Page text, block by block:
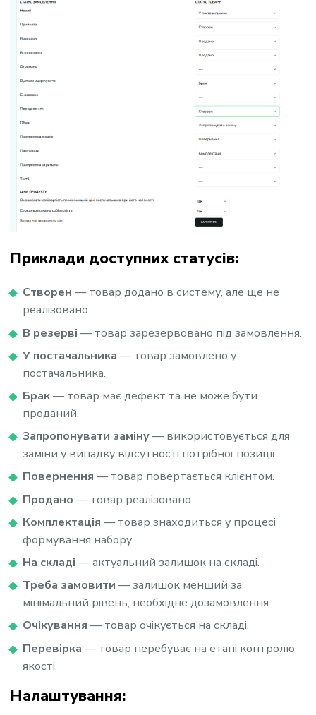
Приклади доступних статусів:
Створен — товар додано в систему, але ще не
реалізовано.
В резерві — товар зарезервовано під замовлення.
У постачальника — товар замовлено у
постачальника.
Брак— товар має дефект та не може бути
проданий.
Запропонувати заміну— використовується для
заміни у випадку відсутності потрібної позиції.
Повернення — товар повертається клієнтом.
Продано — товар реалізовано.
Комплектація — товар знаходиться у процесі
формування набору.
На складі — актуальний залишок на складі.
Треба замовити — залишок менший за
мінімальний рівень, необхідне дозамовлення.
Очікування — товар очікується на складі.
Перевірка — товар перебуває на етапі контролю
якості.
Налаштування: